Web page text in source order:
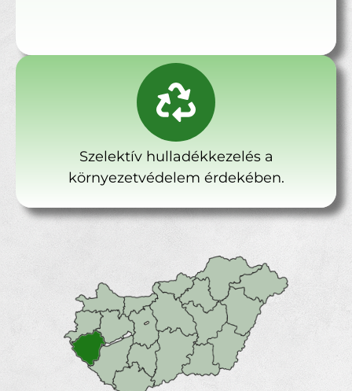
Szelektív hulladékkezelés a
környezetvédelem érdekében.